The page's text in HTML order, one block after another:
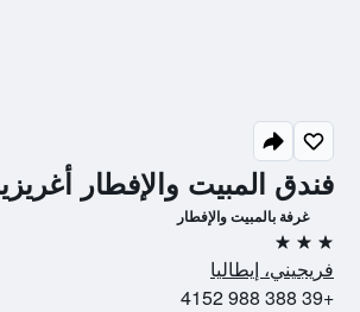
فندق المبيت والإفطار
غرفة بالمبيت والإفطار
3 نجوم
فريجيني، إيطاليا
+39 388 988 4152